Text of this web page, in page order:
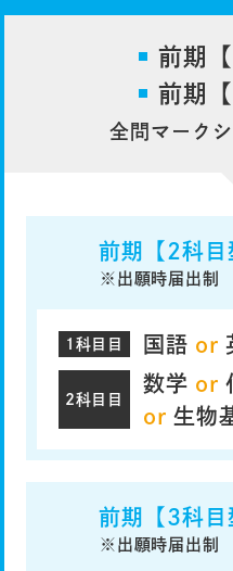
前期
前期
全問マーク
前期【2科目
※出願時届出制
1科目目 国語 or
2科目目
数学 or
or 生物
前期【3科目
※出願時届出制